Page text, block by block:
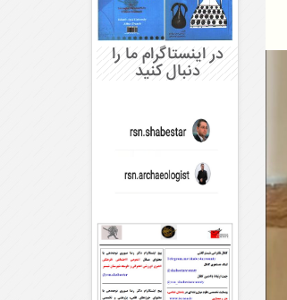
در اینستاگرام ما را
دنبال کنید